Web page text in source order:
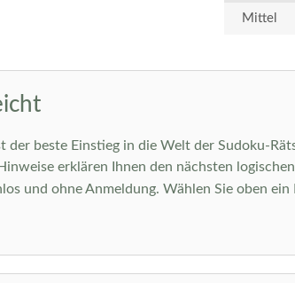
Mittel
der beste Einstieg in die Welt der Sudoku-
erklären Ihnen den nächsten
und ohne Anmeldung. Wählen Sie oben